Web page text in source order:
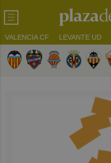
VALENCIA CF LEVANTE UD